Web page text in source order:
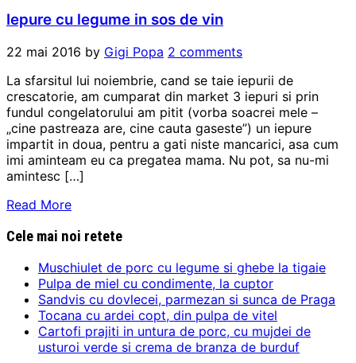
Iepure cu legume in sos de vin
22 mai 2016 by Gigi Popa 2 comments
La sfarsitul lui noiembrie, cand se taie iepurii de
crescatorie, am cumparat din market 3 iepuri si prin
fundul congelatorului am pitit (vorba soacrei mele –
„cine pastreaza are, cine cauta gaseste”) un iepure
impartit in doua, pentru a gati niste mancarici, asa cum
imi aminteam eu ca pregatea mama. Nu pot, sa nu-mi
amintesc […]
Read More
Cele mai noi retete
Muschiulet de porc cu legume si ghebe la tigaie
Pulpa de miel cu condimente, la cuptor
Sandvis cu dovlecei, parmezan si sunca de Praga
Tocana cu ardei copt, din pulpa de vitel
Cartofi prajiti in untura de porc, cu mujdei de
usturoi verde si crema de branza de burduf